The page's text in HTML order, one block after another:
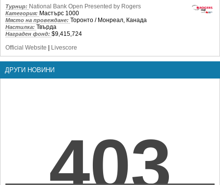
Турнир: National Bank Open Presented by Rogers
Категория: Мастърс 1000
Място на провеждане: Торонто / Монреал, Канада
Настилка: Твърда
Награден фонд: $9,415,724
Official Website | Livescore
ДРУГИ НОВИНИ